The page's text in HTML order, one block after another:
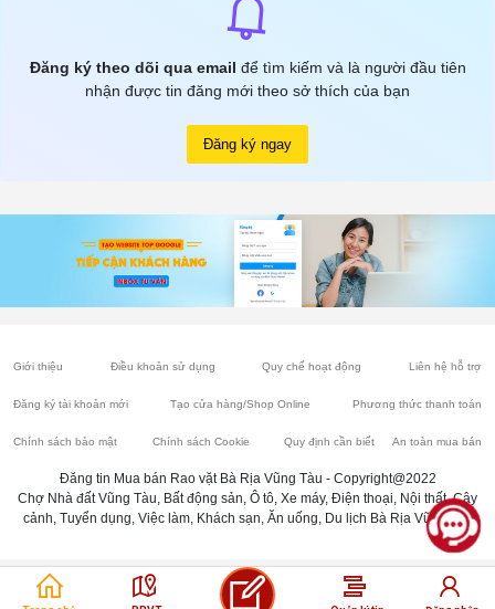
Đăng ký theo dõi qua email để tìm kiếm và là người đầu tiên
nhận được tin đăng mới theo sở thích của bạn
Đăng ký ngay
Giới thiệu Điều khoản sử dụng Quy chế hoạt động Liên hệ hỗ trợ
Đăng ký tài khoản mới Tạo cửa hàng/Shop Online Phương thức thanh toán
Chính sách bảo mật Chính sách Cookie Quy định cần biết An toàn mua bán
Đăng tin Mua bán Rao vặt Bà Rịa Vũng Tàu - Copyright@2022
Chợ Nhà đất Vũng Tàu, Bất động sản, Ô tô, Xe máy, Điện thoại, Nội thất, Cây
cảnh, Tuyển dụng, Việc làm, Khách sạn, Ăn uống, Du lịch Bà Rịa Vũng Tàu